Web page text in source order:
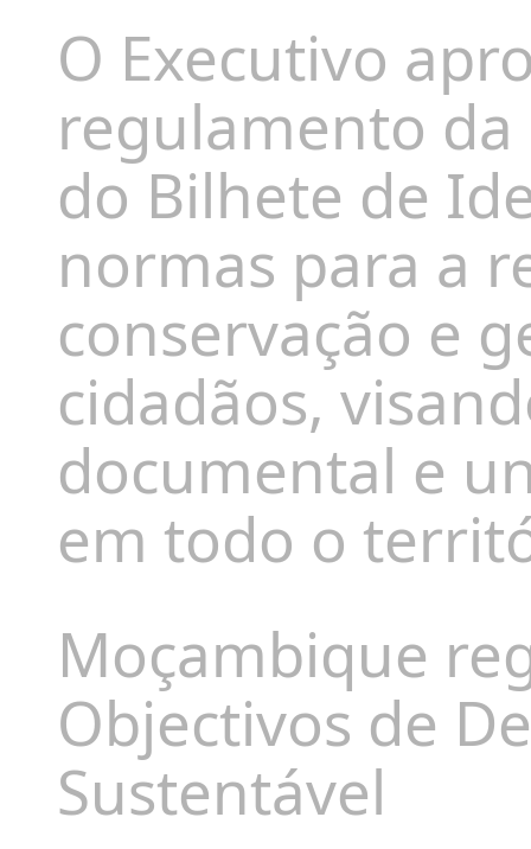
O Executivo
regulamento
do Bilhete de
normas para a
conservação e
cidadãos,
documental e
em todo o
Moçambique
Objectivos de
Sustentável